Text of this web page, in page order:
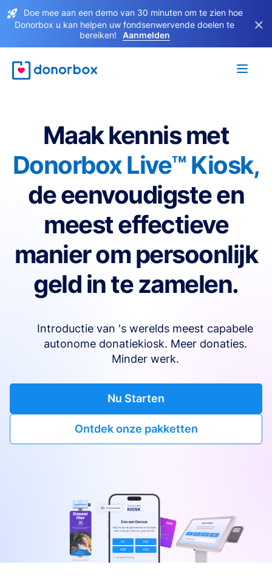
Doe mee aan een demo van 30 minuten om te zien hoe
Donorbox u kan helpen uw fondsenwervende doelen te
bereiken!
Aanmelden
×
Maak kennis met
Donorbox Live™ Kiosk,
de eenvoudigste en
meest effectieve
manier om persoonlijk
geld in te zamelen.
Introductie van 's werelds meest capabele
autonome donatiekiosk. Meer donaties.
Minder werk.
Nu Starten
Ontdek onze pakketten